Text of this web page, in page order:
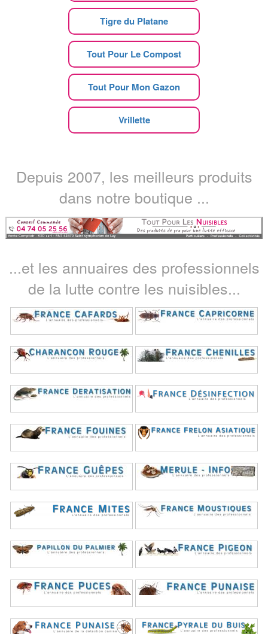
Tigre du Platane
Tout Pour Le Compost
Tout Pour Mon Gazon
Vrillette
Depuis 2007, les meilleurs produits
dans notre boutique ...
...et les annuaires des professionnels
de la lutte contre les nuisibles...